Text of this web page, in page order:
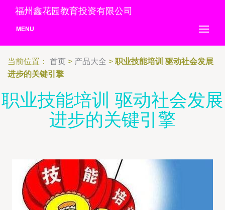
福州鑫花园教育投资有限公司
MENU
当前位置： 首页 > 产品大全 > 职业技能培训 驱动社会发展
进步的关键引擎
职业技能培训 驱动社会发展
进步的关键引擎